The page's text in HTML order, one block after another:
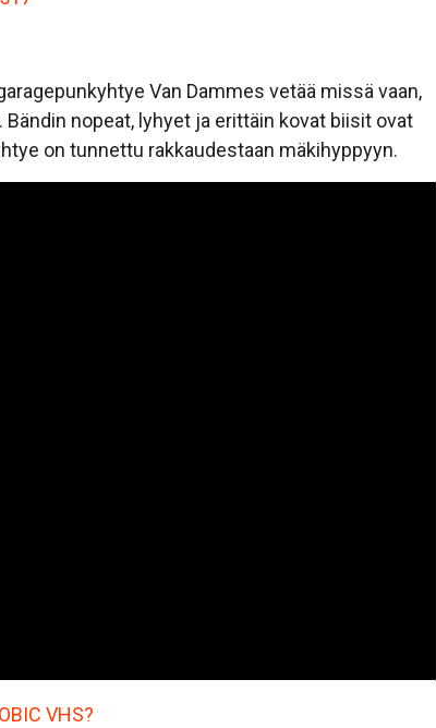
Van Dammes vetää missä vaan,
nopeat, lyhyet ja erittäin kovat biisit ovat
on tunnettu rakkaudestaan mäkihyppyyn.
VHS?